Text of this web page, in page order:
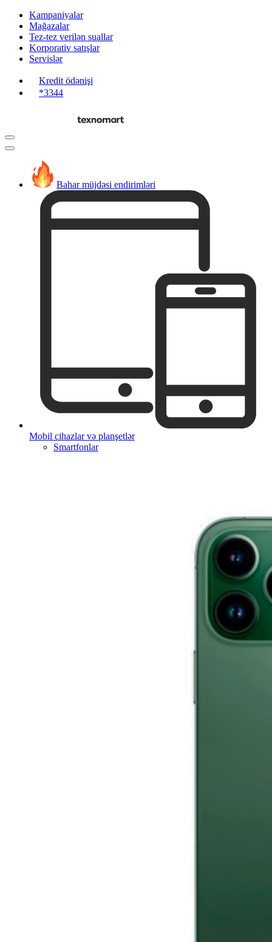
Kampaniyalar
Mağazalar
Tez-tez verilən suallar
Korporativ satışlar
Servislər
Kredit ödənişi
*3344
Bahar müjdəsi endirimləri
Mobil cihazlar və planşetlər
Smartfonlar